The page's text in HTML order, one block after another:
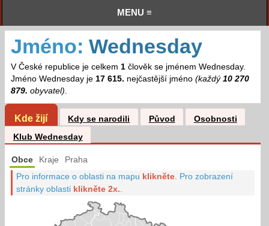
MENU ≡
Jméno: Wednesday
V České republice je celkem 1člověk se jménem Wednesday.
Jméno Wednesday je 17 615. nejčastější jméno (každý 10 270
879. obyvatel).
Kde žijí Kdy se narodili Původ
Osobnosti
Klub Wednesday
Obce Kraje Praha
Pro informace o oblasti na mapu klikněte Pro zobrazení
stránky oblasti klikněte 2x.